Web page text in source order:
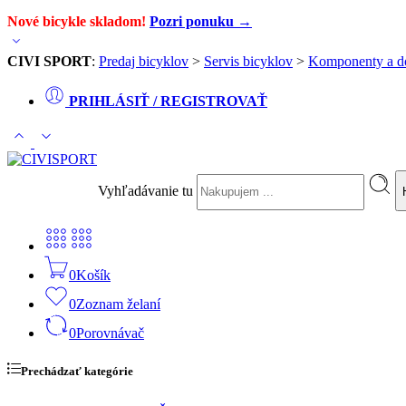
Nové bicykle skladom! Pozri ponuku →
CIVI SPORT: Predaj bicyklov > Servis bicyklov > Komponenty a
PRIHLÁSIŤ / REGISTROVAŤ
Vyhľadávanie tu
0Košík
0Zoznam želaní
0Porovnávač
Prechádzať kategórie